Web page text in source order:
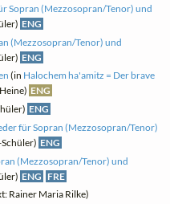
Sopran (Mezzosopran/Tenor) und
ENG
(Mezzosopran/Tenor) und
ENG
(in Halochem ha'amitz = Der brave
ENG
ENG
für Sopran (Mezzosopran/Tenor)
Schüler) ENG
(Mezzosopran/Tenor) und
ENG FRE
Rainer Maria Rilke)